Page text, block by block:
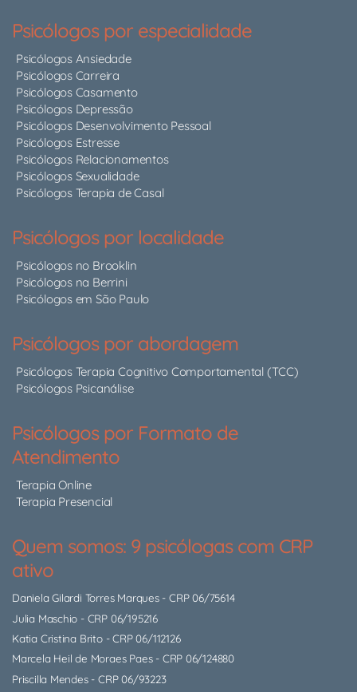
Psicólogos por especialidade
Psicólogos Ansiedade
Psicólogos Carreira
Psicólogos Casamento
Psicólogos Depressão
Psicólogos Desenvolvimento Pessoal
Psicólogos Estresse
Psicólogos Relacionamentos
Psicólogos Sexualidade
Psicólogos Terapia de Casal
Psicólogos por localidade
Psicólogos no Brooklin
Psicólogos na Berrini
Psicólogos em São Paulo
Psicólogos por abordagem
Psicólogos Terapia Cognitivo Comportamental (TCC)
Psicólogos Psicanálise
Psicólogos por Formato de
Atendimento
Terapia Online
Terapia Presencial
Quem somos: 9 psicólogas com CRP
ativo
Daniela Gilardi Torres Marques- CRP 06/75614
Julia Maschio - CRP 06/195216
Katia Cristina Brito- CRP 06/112126
Marcela Heil de Moraes Paes- CRP 06/124880
Priscilla Mendes- CRP 06/93223